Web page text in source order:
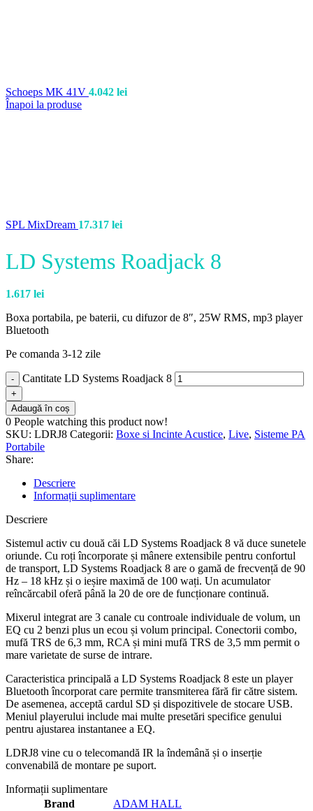
Schoeps MK 41V 4.042 lei
Înapoi la produse
SPL MixDream 17.317 lei
LD Systems Roadjack 8
1.617 lei
Boxa portabila, pe baterii, cu difuzor de 8″, 25W RMS, mp3 player
Bluetooth
Pe comanda 3-12 zile
Cantitate LD Systems Roadjack 8
Adaugă în coș
0 People watching this product now!
SKU: LDRJ8 Categorii: Boxe si Incinte Acustice, Live, Sisteme PA
Portabile
Share:
Descriere
Informații suplimentare
Descriere
Sistemul activ cu două căi LD Systems Roadjack 8 vă duce sunetele
oriunde. Cu roți încorporate și mânere extensibile pentru confortul
de transport, LD Systems Roadjack 8 are o gamă de frecvență de 90
Hz – 18 kHz și o ieșire maximă de 100 wați. Un acumulator
reîncărcabil oferă până la 20 de ore de funcționare continuă.
Mixerul integrat are 3 canale cu controale individuale de volum, un
EQ cu 2 benzi plus un ecou și volum principal. Conectorii combo,
mufă TRS de 6,3 mm, RCA și mini mufă TRS de 3,5 mm permit o
mare varietate de surse de intrare.
Caracteristica principală a LD Systems Roadjack 8 este un player
Bluetooth încorporat care permite transmiterea fără fir către sistem.
De asemenea, acceptă cardul SD și dispozitivele de stocare USB.
Meniul playerului include mai multe presetări specifice genului
pentru ajustarea instantanee a EQ.
LDRJ8 vine cu o telecomandă IR la îndemână și o inserție
convenabilă de montare pe suport.
Informații suplimentare
Brand
ADAM HALL